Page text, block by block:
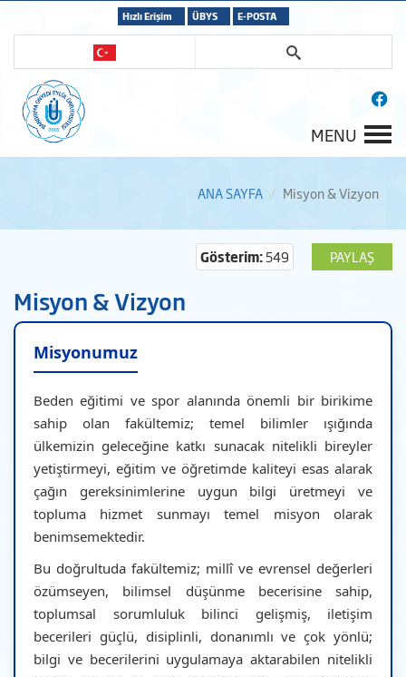
Hızlı Erişim ÜBYS E-POSTA
MENU
ANA SAYFA Misyon & Vizyon
PAYLAŞ
Gösterim:549
Misyon & Vizyon
Misyonumuz
Beden eğitimi ve spor alanında önemli bir birikime
sahip olan fakültemiz; temel bilimler ışığında
ülkemizin geleceğine katkı sunacak nitelikli bireyler
yetiştirmeyi, eğitim ve öğretimde kaliteyi esas alarak
çağın gereksinimlerine uygun bilgi üretmeyi ve
topluma hizmet sunmayı temel misyon olarak
benimsemektedir.
Bu doğrultuda fakültemiz; millî ve evrensel değerleri
özümseyen, bilimsel düşünme becerisine sahip,
toplumsal sorumluluk bilinci gelişmiş, iletişim
becerileri güçlü, disiplinli, donanımlı ve çok yönlü;
bilgi ve becerilerini uygulamaya aktarabilen nitelikli